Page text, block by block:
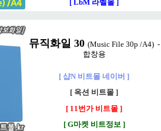
[ LbM 라벨몰 ]
뮤직화일 30 (Music File 30p /A4) -
합창용
[ 샵N 비트몰 네이버 ]
[ 옥션 비트몰 ]
[ 11번가 비트몰 ]
[ G마켓 비트정보 ]